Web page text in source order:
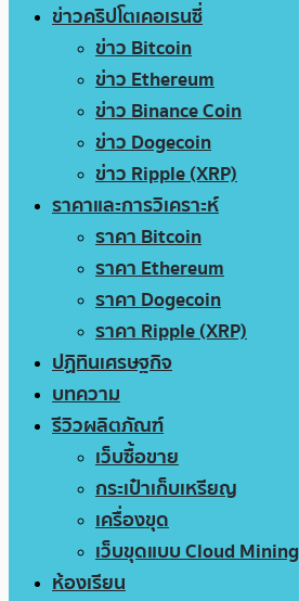
ข่าวคริปโตเคอเรนซี่
ข่าว Bitcoin
ข่าว Ethereum
ข่าว Binance Coin
ข่าว Dogecoin
ข่าว Ripple (XRP)
ราคาและการวิเคราะห์
ราคา Bitcoin
ราคา Ethereum
ราคา Dogecoin
ราคา Ripple (XRP)
ปฏิทินเศรษฐกิจ
บทความ
รีวิวผลิตภัณฑ์
เว็บซื้อขาย
กระเป๋าเก็บเหรียญ
เครื่องขุด
เว็บขุดแบบ Cloud Mining
ห้องเรียน